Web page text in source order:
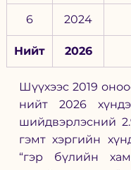
6 2024
Нийт 2026
Шүүхээс 2019
нийт 2026
шийдвэрлэсний
гэмт хэргийн
“гэр бүлийн